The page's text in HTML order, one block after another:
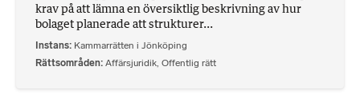
krav på att lämna en översiktlig beskrivning av hur
bolaget planerade att strukturer...
Instans Kammarrätten i Jönköping
Rättsområden Affärsjuridik Offentlig rätt